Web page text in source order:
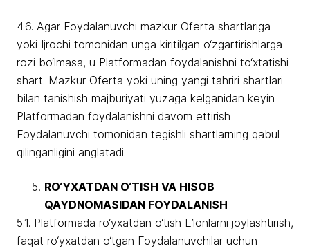
4.6. Agar Foydalanuvchi mazkur Oferta shartlariga
yoki Ijrochi tomonidan unga kiritilgan o‘zgartirishlarga
rozi bo‘lmasa, u Platformadan foydalanishni to‘xtatishi
shart. Mazkur Oferta yoki uning yangi tahriri shartlari
bilan tanishish majburiyati yuzaga kelganidan keyin
Platformadan foydalanishni davom ettirish
Foydalanuvchi tomonidan tegishli shartlarning qabul
qilinganligini anglatadi.
RO‘YXATDAN O‘TISH VA HISOB
QAYDNOMASIDAN FOYDALANISH
5.1. Platformada ro‘yxatdan o‘tish E’lonlarni joylashtirish,
faqat ro‘yxatdan o‘tgan Foydalanuvchilar uchun